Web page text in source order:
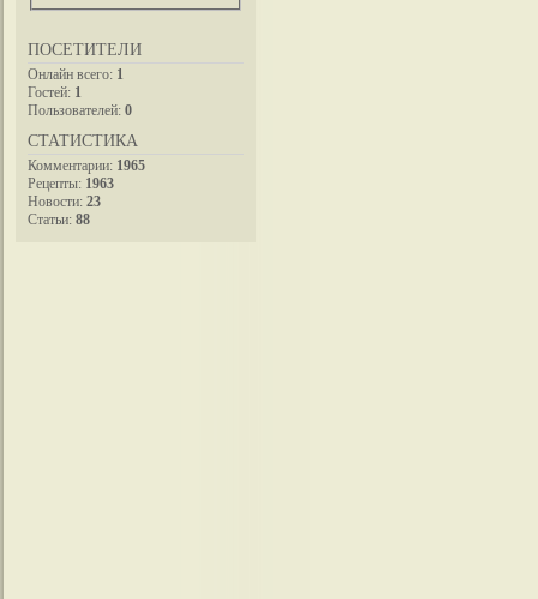
ПОСЕТИТЕЛИ
Онлайн всего: 1
Гостей: 1
Пользователей: 0
СТАТИСТИКА
Комментарии: 1965
Рецепты: 1963
Новости: 23
Статьи: 88